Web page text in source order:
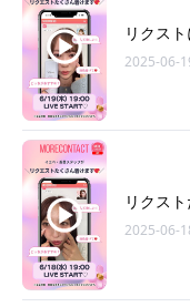
リクス
2025-06-
リクス
2025-06-